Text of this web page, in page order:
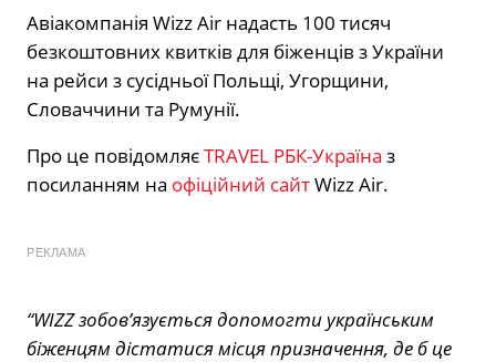
Авіакомпанія Wizz Air надасть 100 тисяч
безкоштовних квитків для біженців з України
на рейси з сусідньої Польщі, Угорщини,
Словаччини та Румунії.
Про це повідомляєTRAVEL РБК-Україна з
посиланням на офіційний сайтWizz Air.
РЕКЛАМА
“WIZZ зобов’язується допомогти українським
біженцям дістатися місця призначення, де б це